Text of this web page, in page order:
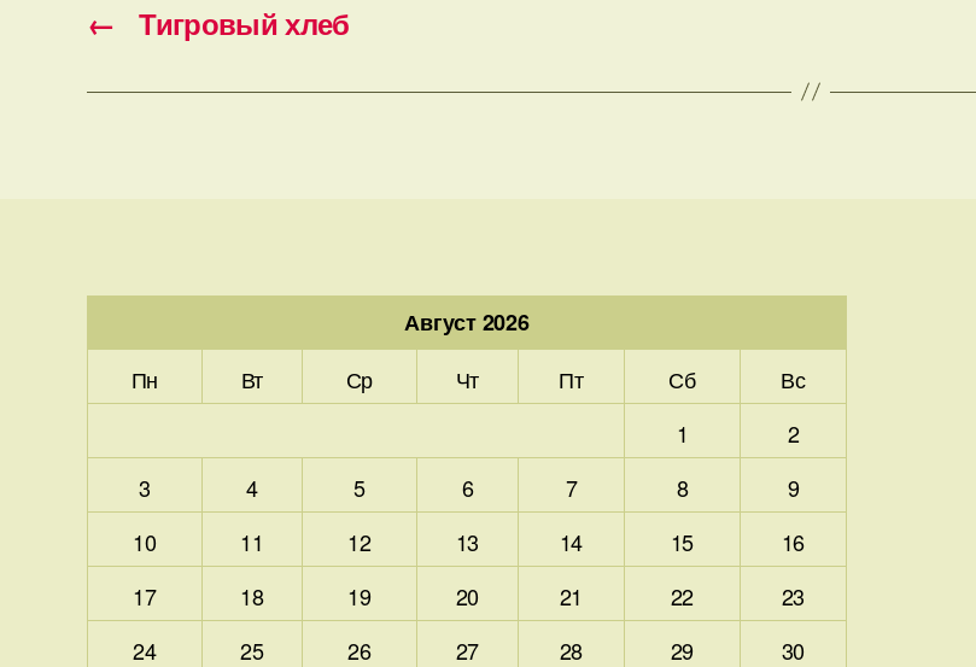
← Тигровый хлеб
Август 2026
Пн
Вт Ср Чт Пт Сб
Вс
1
2
3
4 5 6 7 8
9
10
11 12 13 14 15
16
17
18 19 20 21 22
23
24
25 26 27 28 29
30